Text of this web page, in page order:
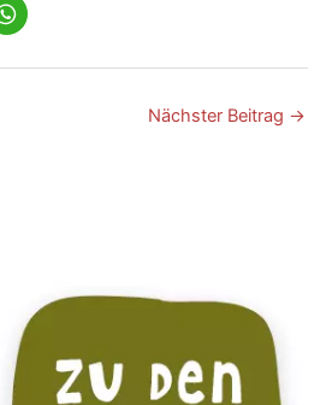
Nächster Beitrag →